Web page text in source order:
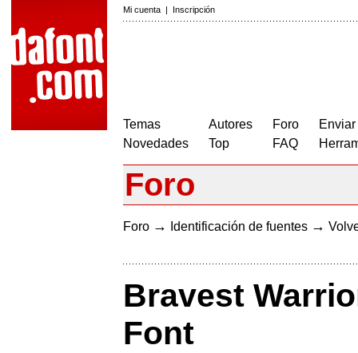
Mi cuenta | Inscripción
Temas
Novedades
Autores
Top
Foro
FAQ
Foro
Foro → Identificación de fuentes →
Bravest
Font